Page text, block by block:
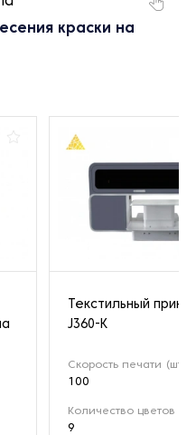
краски на
Текстильный
J360-K
Скорость печати (шт/
100
Количество цветов
9